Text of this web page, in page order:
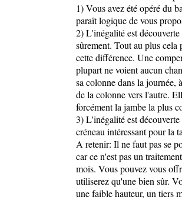
1) Vous avez été opéré du
paraît logique de vous
2) L'inégalité est
sûrement. Tout au plus
cette différence. Une
plupart ne voient aucun
sa colonne dans la journée,
de la colonne vers l'autre.
forcément la jambe la plus
3) L'inégalité est
créneau intéressant pour la
A retenir: Il ne faut pas se
car ce n'est pas un
mois. Vous pouvez vous
utiliserez qu'une bien sûr.
une faible hauteur, un tiers